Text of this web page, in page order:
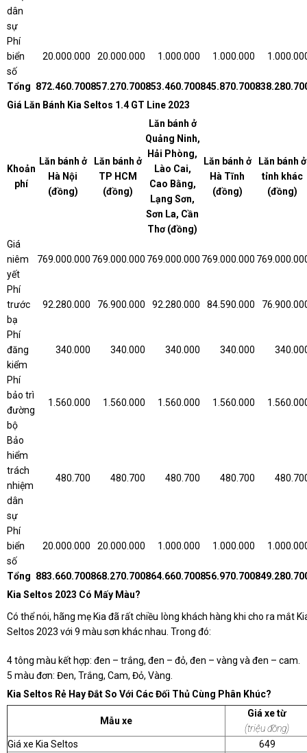
dân
sự
Phí
biển
số
20.000.000 20.000.000 1.000.000 1.000.000
Tổng 872.460.700857.270.700853.460.700845.870.700
Giá Lăn Bánh Kia Seltos 1.4 GT Line 2023
Khoản
phí
Lăn bánh ở
Hà Nội
(đồng)
Lăn bánh ở
TP HCM
(đồng)
Lăn bánh ở
Quảng Ninh,
Hải Phòng,
Lào Cai,
Cao Bằng,
Lạng Sơn,
Sơn La, Cần
Thơ (đồng)
Lăn bánh ở
Hà Tĩnh
(đồng)
Lăn bánh ở
tỉnh khác
(đồng)
Giá
niêm
yết
769.000.000 769.000.000 769.000.000 769.000.000
Phí
trước
bạ
92.280.000 76.900.000 92.280.000 84.590.000
Phí
đăng
kiểm
340.000 340.000 340.000 340.000
Phí
bảo trì
đường
bộ
1.560.000 1.560.000 1.560.000 1.560.000
Bảo
hiểm
trách
nhiệm
dân
sự
480.700 480.700 480.700 480.700
Phí
biển
số
20.000.000 20.000.000 1.000.000 1.000.000
Tổng 883.660.700868.270.700864.660.700856.970.700
Kia Seltos 2023 Có Mấy Màu?
Có thể nói, hãng mẹ Kia đã rất chiều lòng khách hàng khi cho ra mắt
Seltos 2023 với 9 màu sơn khác nhau. Trong đó:
4 tông màu kết hợp: đen – trắng, đen – đỏ, đen – vàng và đen – cam.
5 màu đơn: Đen, Trắng, Cam, Đỏ, Vàng.
Kia Seltos Rẻ Hay Đắt So Với Các Đối Thủ Cùng Phân Khúc?
Mẫu xe
Giá xe từ
(triệu đồng)
Giá xe Kia Seltos
649